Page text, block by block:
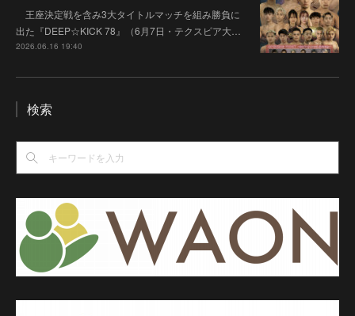
王座決定戦を含み3大タイトルマッチを組み勝負に
出た『DEEP☆KICK 78』（6月7日・テクスピア大…
2026.06.16 19:40
検索